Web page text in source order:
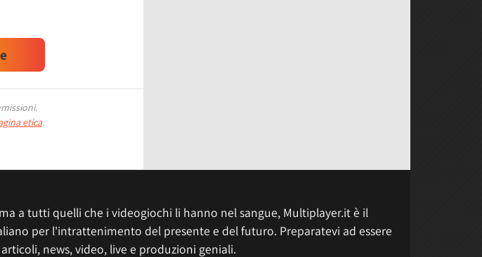
etica.
a tutti quelli che i videogiochi li hanno nel sangue, Multiplayer.it è il
per l'intrattenimento del presente e del futuro. Preparatevi ad essere
news, video, live e produzioni geniali.